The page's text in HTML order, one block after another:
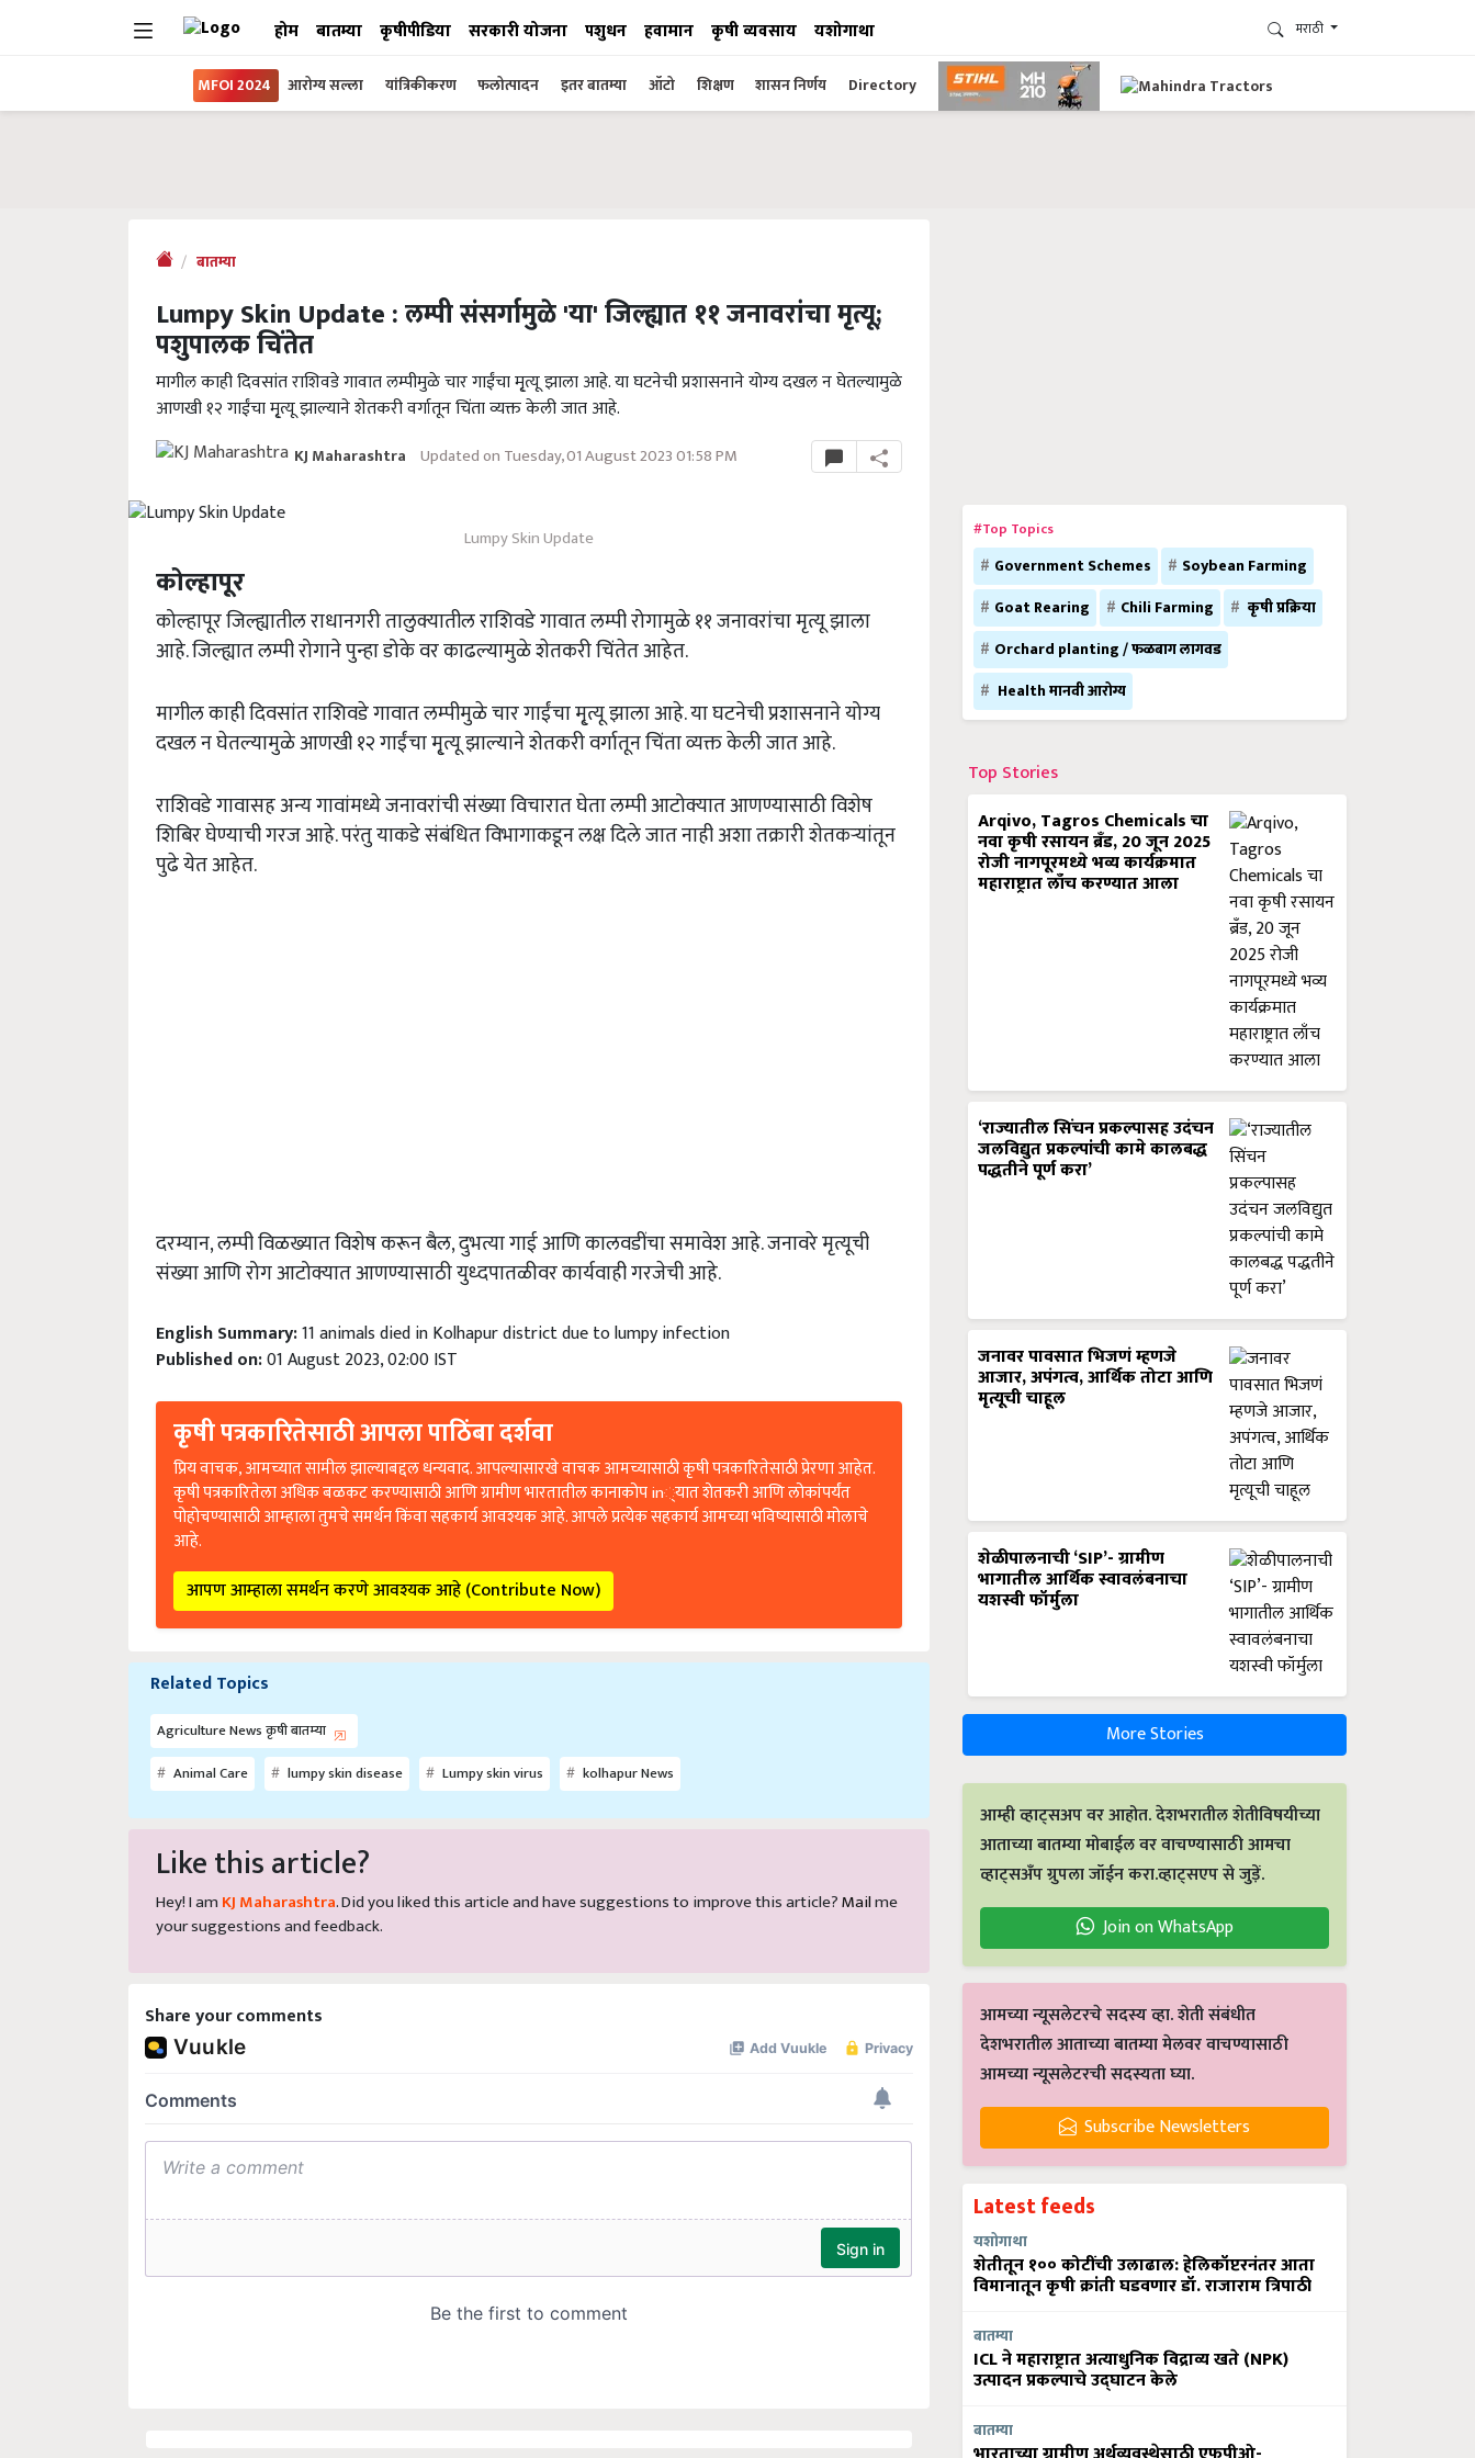
होम बातम्या कृषीपीडिया सरकारी योजना पशुधन हवामान कृषी व्यवसाय यशोगाथा मराठी
MFOI 2024 आरोग्य सल्ला यांत्रिकीकरण फलोत्पादन इतर बातम्या ऑटो शिक्षण शासन निर्णय Directory
बातम्या
Lumpy Skin Update : लम्पी संसर्गामुळे 'या' जिल्ह्यात ११ जनावरांचा मृत्यू;
पशुपालक चिंतेत
मागील काही दिवसांत राशिवडे गावात लम्पीमुळे चार गाईंचा मृ्त्यू झाला आहे. या घटनेची प्रशासनाने योग्य दखल न घेतल्यामुळे
आणखी १२ गाईंचा मृ्त्यू झाल्याने शेतकरी वर्गातून चिंता व्यक्त केली जात आहे.
KJ Maharashtra Updated on Tuesday, 01 August 2023 01:58 PM
Lumpy Skin Update
कोल्हापूर
कोल्हापूर जिल्ह्यातील राधानगरी तालुक्यातील राशिवडे गावात लम्पी रोगामुळे ११ जनावरांचा मृत्यू झाला
आहे. जिल्ह्यात लम्पी रोगाने पुन्हा डोके वर काढल्यामुळे शेतकरी चिंतेत आहेत.
मागील काही दिवसांत राशिवडे गावात लम्पीमुळे चार गाईंचा मृ्त्यू झाला आहे. या घटनेची प्रशासनाने योग्य
दखल न घेतल्यामुळे आणखी १२ गाईंचा मृ्त्यू झाल्याने शेतकरी वर्गातून चिंता व्यक्त केली जात आहे.
राशिवडे गावासह अन्य गावांमध्ये जनावरांची संख्या विचारात घेता लम्पी आटोक्यात आणण्यासाठी विशेष
शिबिर घेण्याची गरज आहे. परंतु याकडे संबंधित विभागाकडून लक्ष दिले जात नाही अशा तक्रारी शेतकऱ्यांतून
पुढे येत आहेत.
दरम्यान, लम्पी विळख्यात विशेष करून बैल, दुभत्या गाई आणि कालवडींचा समावेश आहे. जनावरे मृत्यूची
संख्या आणि रोग आटोक्यात आणण्यासाठी युध्दपातळीवर कार्यवाही गरजेची आहे.
English Summary:11 animals died in Kolhapur district due to lumpy infection
Published on:01 August 2023, 02:00 IST
कृषी पत्रकारितेसाठी आपला पाठिंबा दर्शवा
प्रिय वाचक, आमच्यात सामील झाल्याबद्दल धन्यवाद. आपल्यासारखे वाचक आमच्यासाठी कृषी पत्रकारितेसाठी प्रेरणा आहेत.
कृषी पत्रकारितेला अधिक बळकट करण्यासाठी आणि ग्रामीण भारतातील कानाकोप in्यात शेतकरी आणि लोकांपर्यंत
पोहोचण्यासाठी आम्हाला तुमचे समर्थन किंवा सहकार्य आवश्यक आहे. आपले प्रत्येक सहकार्य आमच्या भविष्यासाठी मोलाचे
आहे.
आपण आम्हाला समर्थन करणे आवश्यक आहे (Contribute Now)
Related Topics
Agriculture News कृषी बातम्या
Animal Care
lumpy skin disease Lumpy skin virus kolhapur News
Like this article?
Hey! I am KJ Maharashtra. Did you liked this article and have suggestions to improve this article?Mailme
your suggestions and feedback.
Share your comments
#Top Topics
Government Schemes
Soybean Farming
Goat Rearing
Chili Farming
कृषी प्रक्रिया
Orchard planting / फळबाग लागवड
Health मानवी आरोग्य
Top Stories
Arqivo, Tagros Chemicals चा
नवा कृषी रसायन ब्रँड, 20 जून 2025
रोजी नागपूरमध्ये भव्य कार्यक्रमात
महाराष्ट्रात लाँच करण्यात आला
‘राज्यातील सिंचन प्रकल्पासह उदंचन
जलविद्युत प्रकल्पांची कामे कालबद्ध
पद्धतीने पूर्ण करा’
जनावर पावसात भिजणं म्हणजे
आजार, अपंगत्व, आर्थिक तोटा आणि
मृत्यूची चाहूल
शेळीपालनाची ‘SIP’- ग्रामीण
भागातील आर्थिक स्वावलंबनाचा
यशस्वी फॉर्मुला
More Stories
आम्ही व्हाट्सअप वर आहोत. देशभरातील शेतीविषयीच्या
आताच्या बातम्या मोबाईल वर वाचण्यासाठी आमचा
व्हाट्सअँप ग्रुपला जॉईन करा.व्हाट्सएप से जुड़ें.
Join on WhatsApp
आमच्या न्यूसलेटरचे सदस्य व्हा. शेती संबंधीत
देशभरातील आताच्या बातम्या मेलवर वाचण्यासाठी
आमच्या न्यूसलेटरची सदस्यता घ्या.
Subscribe Newsletters
Latest feeds
यशोगाथा
शेतीतून १०० कोटींची उलाढाल: हेलिकॉप्टरनंतर आता
विमानातून कृषी क्रांती घडवणार डॉ. राजाराम त्रिपाठी
बातम्या
ICL ने महाराष्ट्रात अत्याधुनिक विद्राव्य खते (NPK)
उत्पादन प्रकल्पाचे उद्घाटन केले
बातम्या